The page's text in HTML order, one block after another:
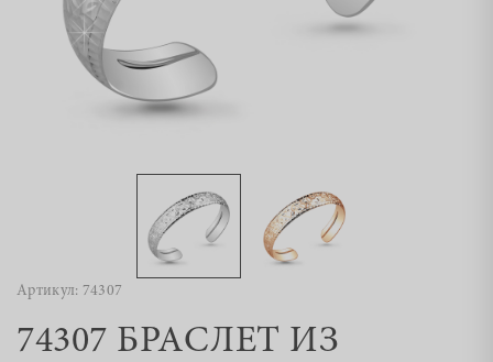
Артикул: 74307
74307 БРАСЛЕТ ИЗ